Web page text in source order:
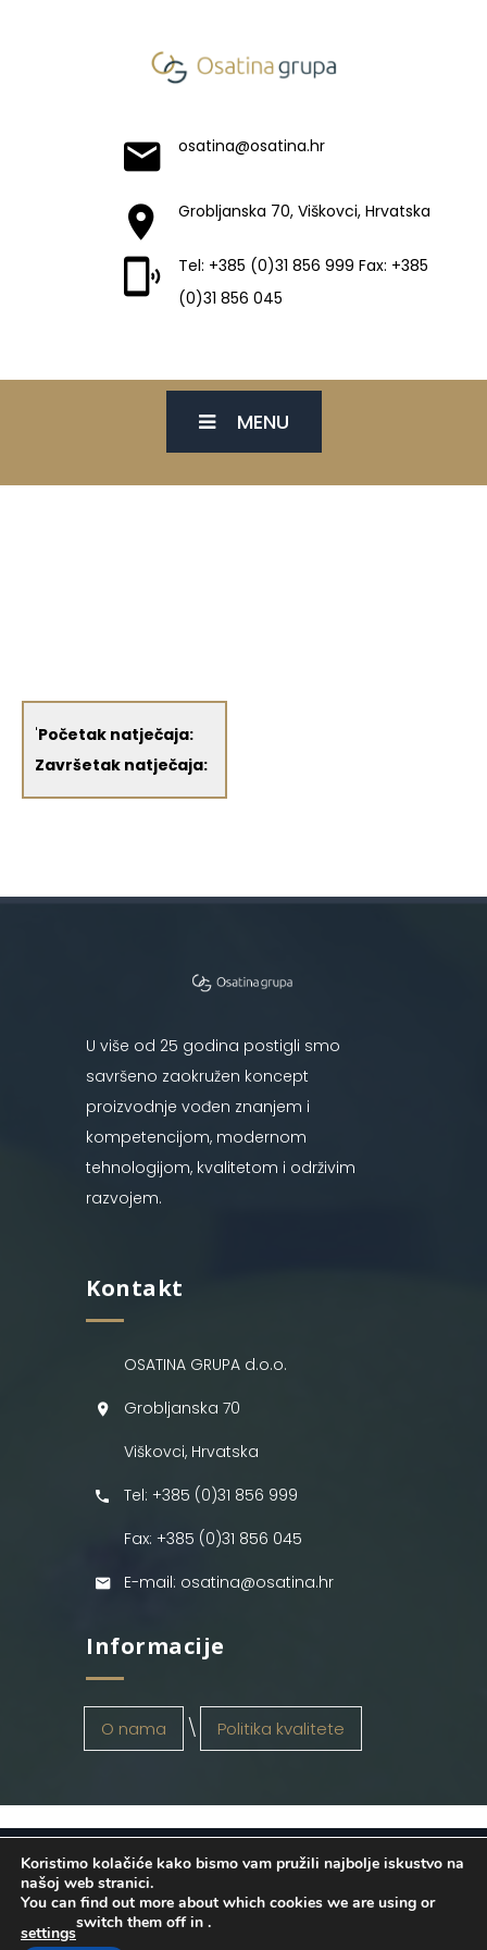
osatina@osatina.hr
Grobljanska 70, Viškovci, Hrvatska
Tel: +385 (0)31 856 999 Fax: +385
(0)31 856 045
MENU
'Početak natječaja:
Završetak natječaja:
U više od 25 godina postigli smo
savršeno zaokružen koncept
proizvodnje vođen znanjem i
kompetencijom, modernom
tehnologijom, kvalitetom i održivim
razvojem.
Kontakt
OSATINA GRUPA d.o.o.
Grobljanska 70
Viškovci, Hrvatska
Tel: +385 (0)31 856 999
Fax: +385 (0)31 856 045
E-mail: osatina@osatina.hr
Informacije
O nama Politika kvalitete
OSATINA GRUPA d.o.o. 2026
. Configured
byINFOS Osijek. Sva prava pridržana.
Koristimo kolačiće kako bismo vam pružili najbolje iskustvo na
našoj web stranici.
You can find out more about which cookies we are using or
switch them off in
settings
.